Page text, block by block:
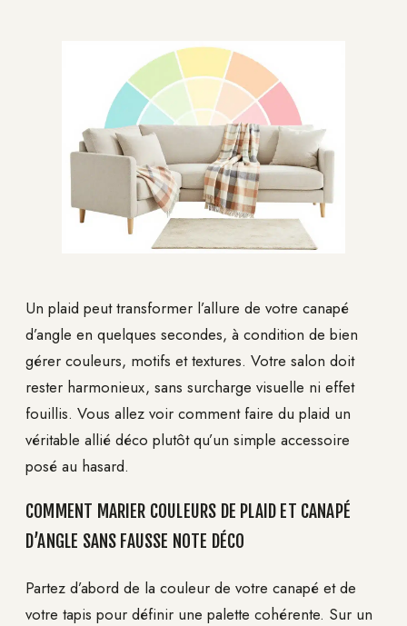
Un plaid peut transformer l’allure de votre canapé
d’angle en quelques secondes, à condition de bien
gérer couleurs, motifs et textures. Votre salon doit
rester harmonieux, sans surcharge visuelle ni effet
fouillis. Vous allez voir comment faire du plaid un
véritable allié déco plutôt qu’un simple accessoire
posé au hasard.
COMMENT MARIER COULEURS DE PLAID ET CANAPÉ
D’ANGLE SANS FAUSSE NOTE DÉCO
Partez d’abord de la couleur de votre canapé et de
votre tapis pour définir une palette cohérente. Sur un